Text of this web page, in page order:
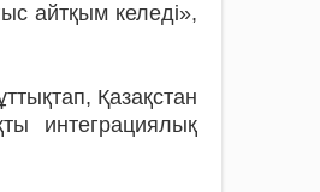
айтқым келеді»,
Қазақстан
интеграциялық